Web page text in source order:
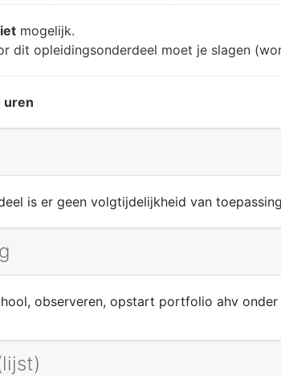
mogelijk.
dit opleidingsonderdeel moet je slagen
uren
is er geen volgtijdelijkheid van
observeren, opstart portfolio ahv onder